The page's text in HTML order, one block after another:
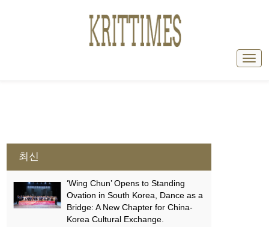
최신
‘Wing Chun’ Opens to Standing
Ovation in South Korea, Dance as a
Bridge: A New Chapter for China-
Korea Cultural Exchange.